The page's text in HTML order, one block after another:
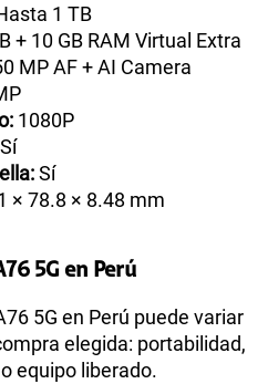
1 TB
+ 10 GB RAM Virtual Extra
MP AF + AI Camera
1080P
Sí
× 78.8 × 8.48 mm
5G en Perú
5G en Perú puede variar
elegida: portabilidad,
equipo liberado.